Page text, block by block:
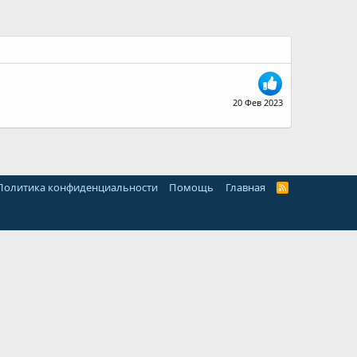
20 Фев 2023
конфиденциальности Помощь Главная
R